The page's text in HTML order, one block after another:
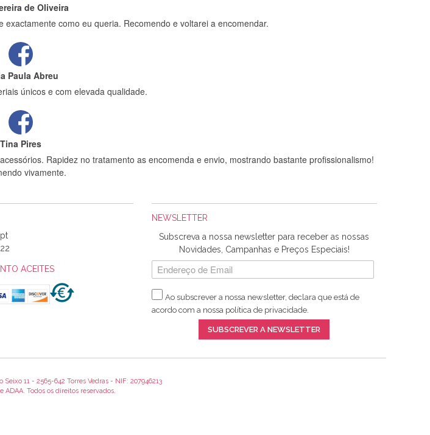
de Oliveira
como eu queria. Recomendo e voltarei a encomendar.
Paula Abreu
únicos e com elevada qualidade.
Tina Pires
Rapidez no tratamento as encomenda e envio, mostrando bastante profissionalismo!
vivamente.
Bernardino Mestre
gostei muito dos tecidos.
Medeiros
satisfeita com os produtos adquiridos. Relativamente à bolsa, tem um tecido com um
a comprar na vossa loja, têm excelentes artigos a um preço muito justo. A expedição da
Morais
ACEITES
NEWSLETTER
Subscreva a nossa newsletter para receber as nossas
Novidades, Campanhas e Preços Especiais!
Ao subscrever a nossa newsletter, declara que está de
acordo com a nossa política de privacidade.
SUBSCREVER A NEWSLETTER
11 - 2565-642 Torres Vedras - NIF: 207946213
ADAA. Todos os direitos reservados.